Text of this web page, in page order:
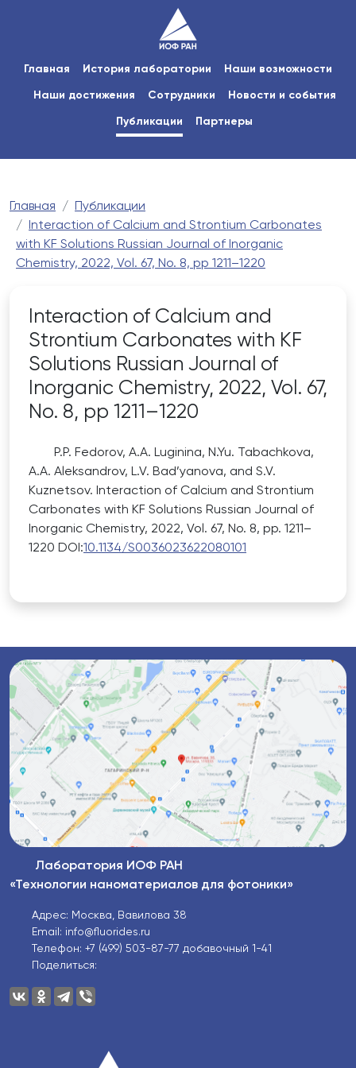
Главная История лаборатории Наши возможности
Наши достижения Сотрудники Новости и события
Публикации Партнеры
Главная
Публикации
Interaction of Calcium and Strontium Carbonates
with KF Solutions Russian Journal of Inorganic
Chemistry, 2022, Vol. 67, No. 8, pp 1211–1220
Interaction of Calcium and
Strontium Carbonates with KF
Solutions Russian Journal of
Inorganic Chemistry, 2022, Vol. 67,
No. 8, pp 1211–1220
P.P. Fedorov, A.A. Luginina, N.Yu. Tabachkova,
A.A. Aleksandrov, L.V. Bad’yanova, and S.V.
Kuznetsov. Interaction of Calcium and Strontium
Carbonates with KF Solutions Russian Journal of
Inorganic Chemistry, 2022, Vol. 67, No. 8, pp. 1211–
1220 DOI:10.1134/S0036023622080101
Лаборатория ИОФ РАН
«Технологии наноматериалов для фотоники»
Адрес: Москва, Вавилова 38
Email: info@fluorides.ru
Телефон: +7 (499) 503-87-77 добавочный 1-41
Поделиться: